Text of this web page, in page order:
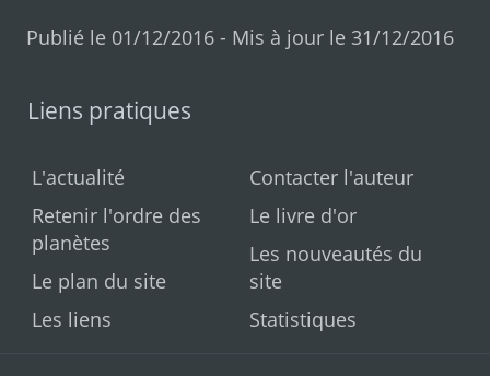
Publié le 01/12/2016 - Mis à jour le 31/12/2016
Liens pratiques
L'actualité
Retenir l'ordre des
planètes
Le plan du site
Les liens
Contacter l'auteur
Le livre d'or
Les nouveautés du
site
Statistiques